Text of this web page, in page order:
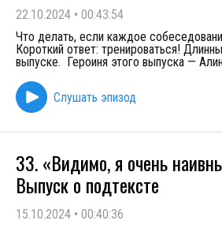
22.10.2024 • 00:43:54
Что делать, если каждое
Короткий ответ: тренироваться!
выпуске. Героиня этого выпуска —
Слушать эпизод
33. «Видимо, я очень
Выпуск о подтексте
15.10.2024 • 00:40:36